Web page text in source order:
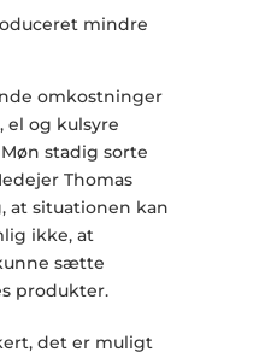
mindre
omkostninger
el og kulsyre
stadig sorte
Thomas
at situationen kan
ikke, at
sætte
produkter.
det er muligt